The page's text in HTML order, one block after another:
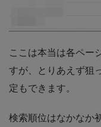
ここは本当は各ペー
すが、とりあえず狙
定もできます。
検索順位はなかなか